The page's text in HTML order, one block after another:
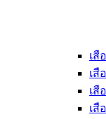
เสื
เสื
เสื
เสื